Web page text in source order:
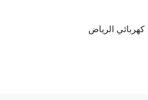
كهربائي الرياض